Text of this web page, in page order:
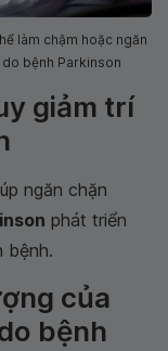
làm chậm hoặc ngăn
bệnh Parkinson
giảm trí
ngăn chặn
phát triển
bệnh.
của
bệnh